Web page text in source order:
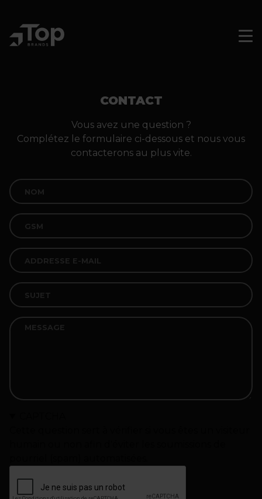
main
navigation
Sluit
CONTACT
Vous avez une question ?
Complétez le formulaire ci-dessous et nous vous
contacterons au plus vite.